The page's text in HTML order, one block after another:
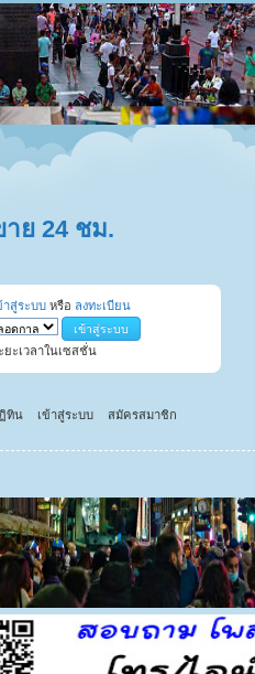
ย 24 ชม.
าสู่ระบบ หรือ ลงทะเบียน
ะเวลาในเซสชั่น
ทิน เข้าสู่ระบบ สมัครสมาชิก